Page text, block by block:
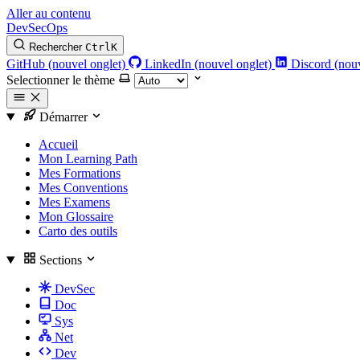
Aller au contenu
DevSecOps
Rechercher CtrlK
GitHub (nouvel onglet) LinkedIn (nouvel onglet) Discord
Selectionner le thème
Démarrer
Accueil
Mon Learning Path
Mes Formations
Mes Conventions
Mes Examens
Mon Glossaire
Carto des outils
Sections
DevSec
Doc
Sys
Net
Dev